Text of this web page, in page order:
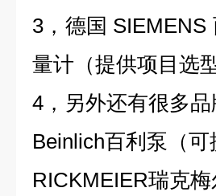
3，德国
量计（提供项目选
4，另外还有很多品
Beinlich百利泵（可
RICKMEIER瑞克